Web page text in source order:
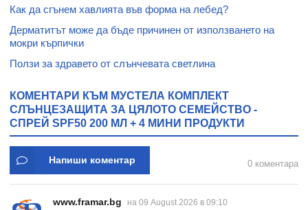
Как да сгънем хавлията във форма на лебед?
Дерматитът може да бъде причинен от използването на
мокри кърпички
Ползи за здравето от слънчевата светлина
КОМЕНТАРИ КЪМ МУСТЕЛА КОМПЛЕКТ
СЛЪНЦЕЗАЩИТА ЗА ЦЯЛОТО СЕМЕЙСТВО -
СПРЕЙ SPF50 200 МЛ + 4 МИНИ ПРОДУКТИ
Напиши коментар 0 коментара
www.framar.bg на 09 August 2026 в 09:10